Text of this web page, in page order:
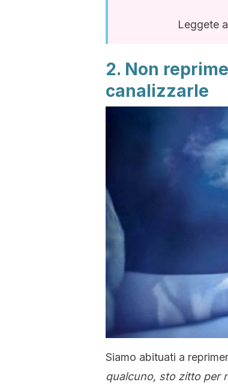
Leggete
2. Non
canalizzarle
Siamo abituati a
qualcuno, sto zitto per